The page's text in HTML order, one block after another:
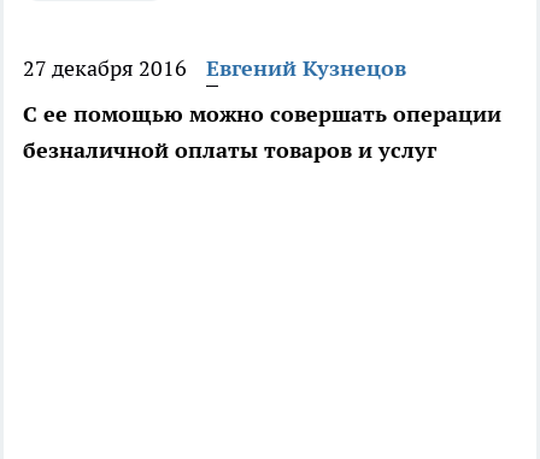
27 декабря 2016
Евгений Кузнецов
С ее помощью можно совершать операции
безналичной оплаты товаров и услуг